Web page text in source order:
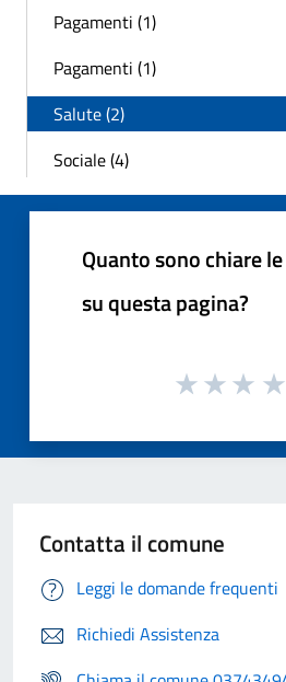
Pagamenti (1)
Pagamenti (1)
Salute (2)
Sociale (4)
Quanto sono chiare
su questa pagina?
Contatta il comune
Leggi le domande frequenti
Richiedi Assistenza